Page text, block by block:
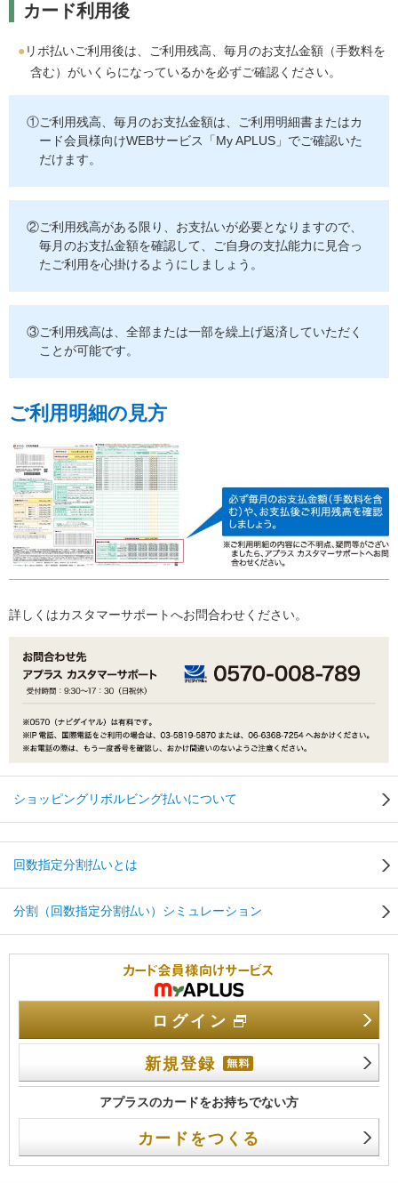
カード利用後
リボ払いご利用後は、ご利用残高、毎月のお支払金額（手数料を
含む）がいくらになっているかを必ずご確認ください。
①ご利用残高、毎月のお支払金額は、ご利用明細書またはカ
ード会員様向けWEBサービス「My APLUS」でご確認いた
だけます。
②ご利用残高がある限り、お支払いが必要となりますので、
毎月のお支払金額を確認して、ご自身の支払能力に見合っ
たご利用を心掛けるようにしましょう。
③ご利用残高は、全部または一部を繰上げ返済していただく
ことが可能です。
ご利用明細の見方
詳しくはカスタマーサポートへお問合わせください。
ショッピングリボルビング払いについて
回数指定分割払いとは
分割（回数指定分割払い）シミュレーション
ログイン
新規登録
アプラスのカードをお持ちでない方
カードをつくる